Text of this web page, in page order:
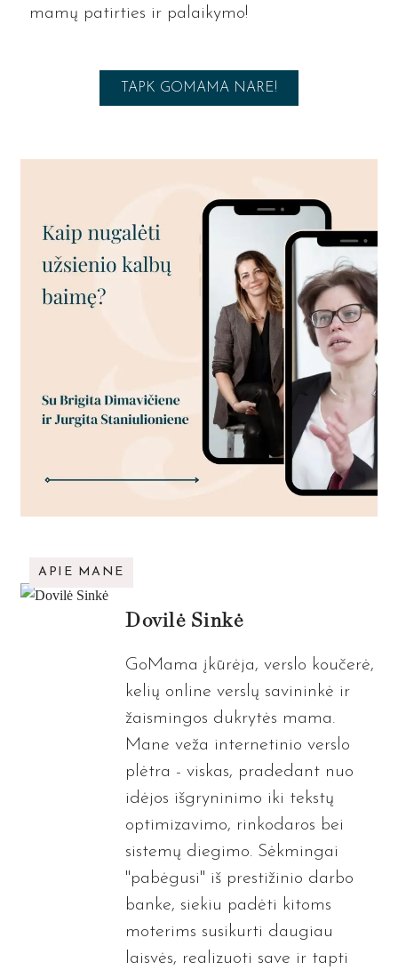
mamų patirties ir palaikymo!
TAPK GOMAMA NARE!
APIE MANE
Dovilė Sinkė
GoMama įkūrėja, verslo koučerė,
kelių online verslų savininkė ir
žaismingos dukrytės mama.
Mane veža internetinio verslo
plėtra - viskas, pradedant nuo
idėjos išgryninimo iki tekstų
optimizavimo, rinkodaros bei
sistemų diegimo. Sėkmingai
"pabėgusi" iš prestižinio darbo
banke, siekiu padėti kitoms
moterims susikurti daugiau
laisvės, realizuoti save ir tapti